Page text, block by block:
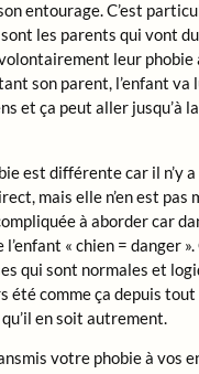
entourage. C’est
les parents qui vont
leur phobie
son parent, l’enfant va
et ça peut aller jusqu’à
est différente car il n’y a
mais elle n’en est pas
à aborder car
« chien = danger
qui sont normales et
été comme ça depuis
en soit autrement.
votre phobie à vos